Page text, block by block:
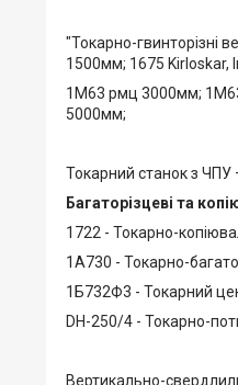
"Токарно-
1500мм; 1675 Kirloskar,
1М63 рмц 3000мм;
5000мм;
Токарний станок з
Багаторізцеві та
1722 - Токарно-
1А730 - Токарно-
1Б732Ф3 - Токарний
DH-250/4 - Токарно-
Вертикально-